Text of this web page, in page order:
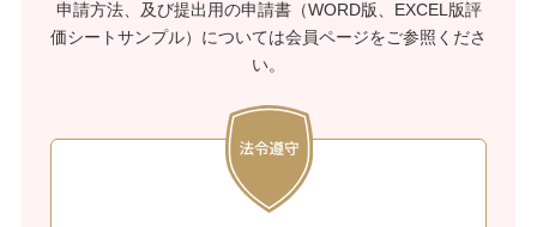
申請方法、及び提出用の申請書（WORD版、EXCEL版評
価シートサンプル）については会員ページをご参照くださ
い。